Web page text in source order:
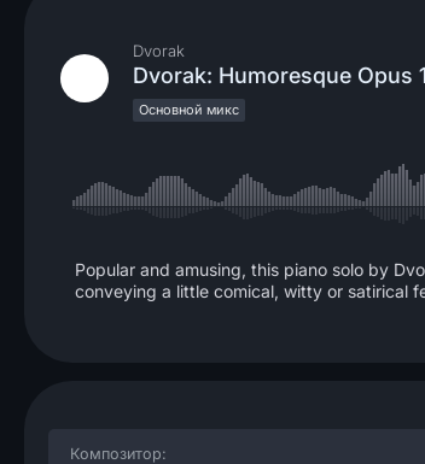
Dvorak
Dvorak: Humoresque Opus
Основной микс
Popular and amusing, this piano solo by
conveying a little comical, witty or satirical
Композитор: